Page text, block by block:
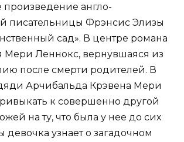
произведение англо-
писательницы Фрэнсис Элизы
сад». В центре романа
Мери Леннокс, вернувшаяся из
после смерти родителей. В
Арчибальда Крэвена Мери
к совершенно другой
на ту, что была у нее до сих
узнает о загадочном